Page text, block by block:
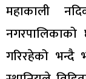
महाकाली
गरिरहेको भन्दै